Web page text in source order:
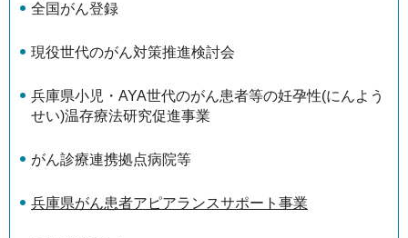
全国がん登録
現役世代のがん対策推進検討会
兵庫県小児・AYA世代のがん患者等の妊孕性(にんよう
せい)温存療法研究促進事業
がん診療連携拠点病院等
兵庫県がん患者アピアランスサポート事業